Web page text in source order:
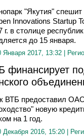
"Якутия"
Innovations Startup
г. в столице
до 15 января.
Января 2017, 13:32 |
финансирует
ВТБ предоставил
новую
на 1 год.
Декабря 2016, 15:20 |